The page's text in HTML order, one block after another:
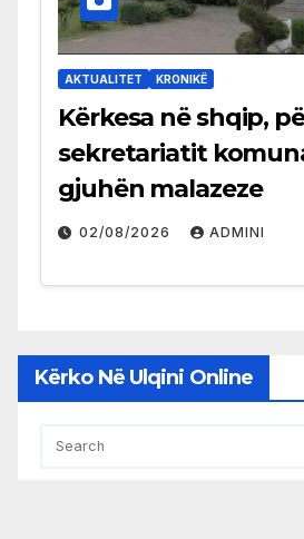
AKTUALITET KRONIKË
Kërkesa në shqip,
sekretariatit
gjuhën malazeze
02/08/2026 ADMINI
Kërko Në Ulqini Online